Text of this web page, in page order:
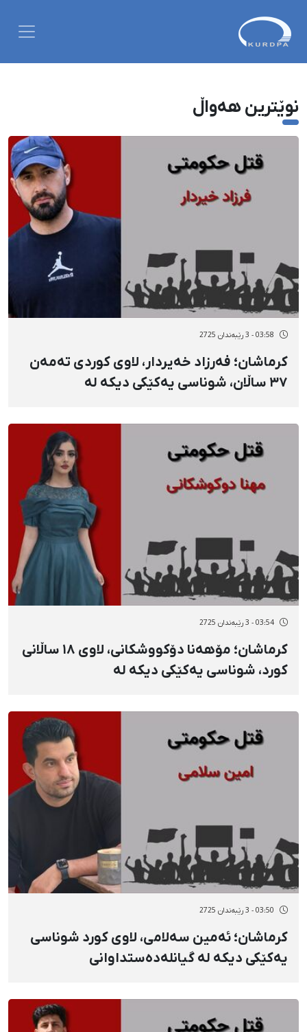
نوێترین هەواڵ
03:58 - 3 رێبەندان 2725
کرماشان؛ فەرزاد خەیردار، لاوی کوردی تەمەن
٣٧ ساڵان، شوناسی یەکێکی دیکە لە
بەفرانبار
03:54 - 3 رێبەندان 2725
کرماشان؛ مۆهەنا دۆکووشکانی، لاوی ١٨ ساڵانی
کورد، شوناسی یەکێکی دیکە لە
١٨ی بەفرانبار لە کرماشان
03:50 - 3 رێبەندان 2725
کرماشان؛ ئەمین سەلامی، لاوی کورد شوناسی
یەکێکی دیکە لە گیانلەدەستداوانی